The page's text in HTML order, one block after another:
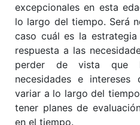
excepcionales en esta
lo largo del tiempo. Será
caso cuál es la
respuesta a las
perder de vista que
necesidades e intereses
variar a lo largo del
tener planes de
en el tiempo.